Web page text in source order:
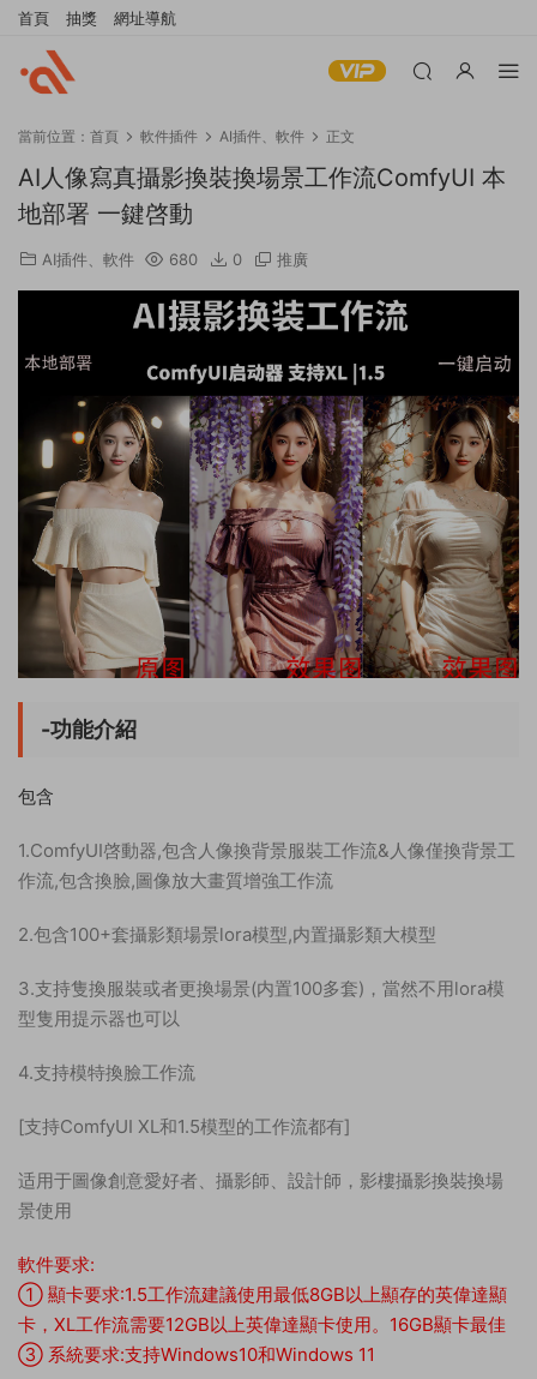
首頁 抽獎 網址導航
當前位置： 首頁 軟件插件 AI插件、軟件 正文
AI人像寫真攝影換裝換場景工作流ComfyUI 本
地部署 一鍵啓動
AI插件、軟件 680 0 推廣
-功能介紹
包含
1.ComfyUI啓動器,包含人像換背景服裝工作流&人像僅換背景工
作流,包含換臉,圖像放大畫質增強工作流
2.包含100+套攝影類場景lora模型,内置攝影類大模型
3.支持隻換服裝或者更換場景(内置100多套)，當然不用lora模
型隻用提示器也可以
4.支持模特換臉工作流
[支持ComfyUI XL和1.5模型的工作流都有]
适用于圖像創意愛好者、攝影師、設計師，影樓攝影換裝換場
景使用
軟件要求:
① 顯卡要求:1.5工作流建議使用最低8GB以上顯存的英偉達顯
卡，XL工作流需要12GB以上英偉達顯卡使用。16GB顯卡最佳
③ 系統要求:支持Windows10和Windows 11